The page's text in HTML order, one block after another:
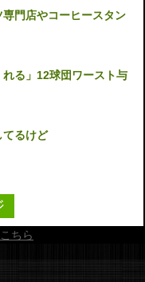
門店やコーヒースタン
る」12球団ワースト与
てるけど
ちら